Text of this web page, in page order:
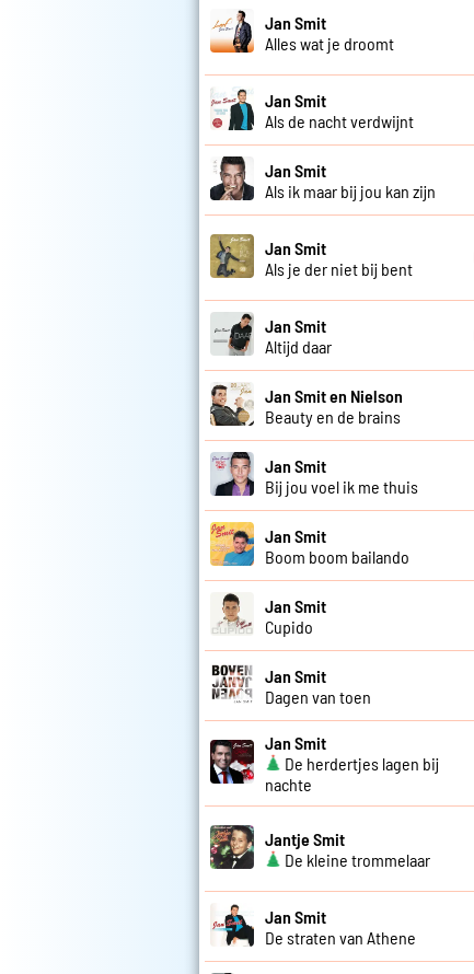
Jan Smit
Alles wat je droomt
Jan Smit
Als de nacht verdwijnt
Jan Smit
Als ik maar bij jou kan zijn
Jan Smit
Als je der niet bij bent
Jan Smit
Altijd daar
Jan Smit en Nielson
Beauty en de brains
Jan Smit
Bij jou voel ik me thuis
Jan Smit
Boom boom bailando
Jan Smit
Cupido
Jan Smit
Dagen van toen
Jan Smit
De herdertjes lagen bij
nachte
Jantje Smit
De kleine trommelaar
Jan Smit
De straten van Athene